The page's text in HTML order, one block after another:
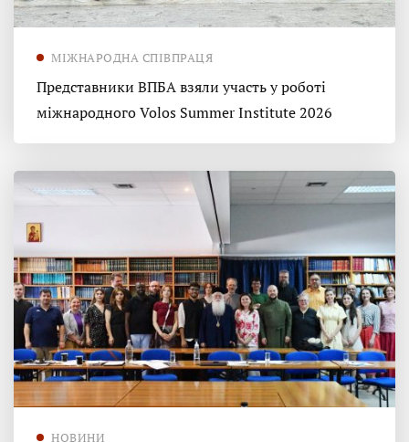
МІЖНАРОДНА СПІВПРАЦЯ
Представники ВПБА взяли участь у роботі
міжнародного Volos Summer Institute 2026
НОВИНИ